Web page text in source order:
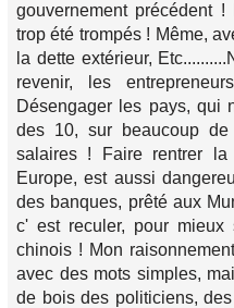
gouvernement précédent
trop été trompés ! Même,
la dette extérieur,
revenir, les
Désengager les pays, qui
des 10, sur beaucoup
salaires ! Faire rentrer
Europe, est aussi
des banques, prêté aux
c' est reculer, pour
chinois ! Mon
avec des mots simples,
de bois des politiciens,